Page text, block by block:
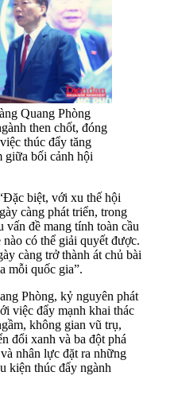
Quang Phòng
then chốt, đóng
thúc đẩy tăng
giữa bối cảnh hội
biệt, với xu thế hội
càng phát triển, trong
đề mang tính toàn cầu
có thể giải quyết được.
càng trở thành át chủ bài
mỗi quốc gia”.
Phòng, kỷ nguyên phát
việc đẩy mạnh khai thác
không gian vũ trụ,
đổi xanh và ba đột phá
nhân lực đặt ra những
kiện thúc đẩy ngành